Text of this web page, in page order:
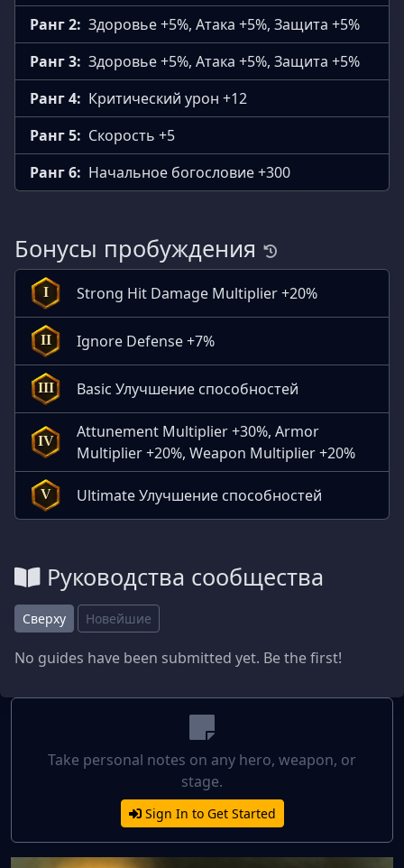
Ранг 2: Здоровье +5%, Атака +5%, Защита +5%
Ранг 3: Здоровье +5%, Атака +5%, Защита +5%
Ранг 4: Критический урон +12
Ранг 5: Скорость +5
Ранг 6: Начальное богословие +300
Бонусы пробуждения
I Strong Hit Damage Multiplier +20%
II Ignore Defense +7%
III Basic Улучшение способностей
IV
Attunement Multiplier +30%, Armor
Multiplier +20%, Weapon Multiplier +20%
V Ultimate Улучшение способностей
Руководства сообщества
Сверху Новейшие
No guides have been submitted yet. Be the first!
Take personal notes on any hero, weapon, or
stage.
Sign In to Get Started